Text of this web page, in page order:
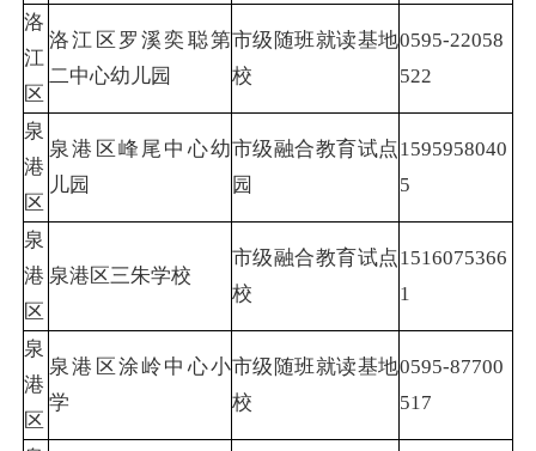
洛
江
区
洛江区罗溪奕聪第
二中心幼儿园
市级随班就读基地
校
0595-22058
522
泉
港
区
泉港区峰尾中心幼
儿园
市级融合教育试点
园
1595958040
5
泉
港
区
泉港区三朱学校
市级融合教育试点
校
1516075366
1
泉
港
区
泉港区涂岭中心小
学
市级随班就读基地
校
0595-87700
517